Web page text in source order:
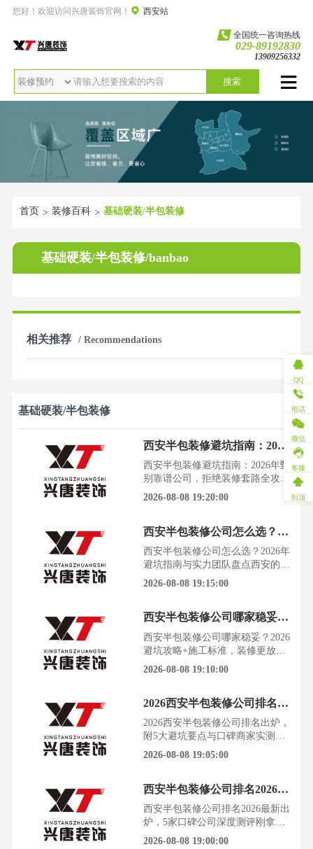
您好！欢迎访问兴唐装饰官网！ 西安站
全国统一咨询热线
029-89192830
13909256332
搜索
首页 > 装修百科 > 基础硬装/半包装修
基础硬装/半包装修/banbao
相关推荐 / Recommendations
基础硬装/半包装修
西安半包装修避坑指南：2026年甄别靠谱公司，拒绝装修套路全攻略
西安半包装修避坑指南：2026年甄
别靠谱公司，拒绝装修套路全攻略
西安装修市场鱼龙混杂，半包装修
示，近三成消费者在装修过程中曾
遭遇增项、材料以次充好等问题，
如何选择一家靠谱的半包装修公司
成为西安业主的头等难题。今天，
我们就结合行业数据与实战经
2026-08-08 19:20:00
西安半包装修公司怎么选？2026年避坑指南与实力团队盘点
西安半包装修公司怎么选？2026年
避坑指南与实力团队盘点西安的装
修市场，水一直很深。掏空积蓄买
公司，是决定你未来十年居住幸福
感的关键一步。这篇文章，就是为
你准备的避坑宝典。西安半包装修
现状：数据背后的选择逻辑根据陕
西省建筑装饰协会及西安市消
2026-08-08 19:15:00
西安半包装修公司哪家稳妥？2026避坑攻略+施工标准，装修更放心
西安半包装修公司哪家稳妥？2026
避坑攻略+施工标准，装修更放心
装修是场硬仗，选对公司就成功了
业主的选择，但随之而来的“增项
多”、“施工差”等投诉也屡见不
鲜。根据陕西省消费者协会及西安
装饰行业协会近期的行业调研数据
显示，超过四成的装修纠纷源
2026-08-08 19:10:00
2026西安半包装修公司排名出炉，附5大避坑要点与口碑商家实测推荐
2026西安半包装修公司排名出炉，
附5大避坑要点与口碑商家实测推
荐西安的装修市场越来越卷，各种
然把半包作为首选。根据西安装饰
协会与陕西建筑装饰协会联合发布
的行业调查报告显示，超过六成的
改善型装修业主倾向于半包模式，
其核心诉求在于对主材的自主
2026-08-08 19:05:00
西安半包装修公司排名2026最新出炉，5家口碑公司深度测评
西安半包装修公司排名2026最新出
炉，5家口碑公司深度测评刚拿到
房钥匙的西安业主，面对半包装
2026-08-08 19:00:00
QQ
电话
微信
客服
到顶